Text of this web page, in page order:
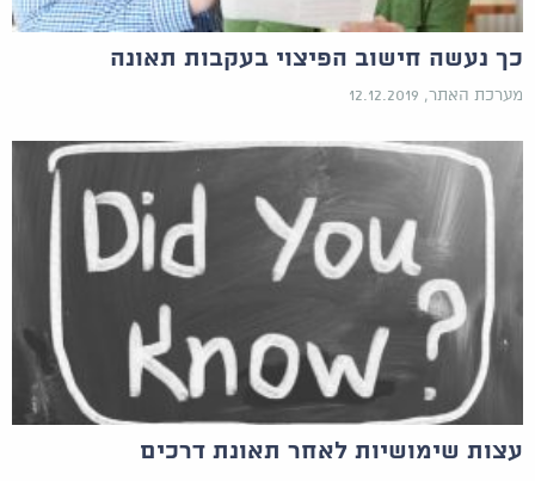
כך נעשה חישוב הפיצוי בעקבות תאונה
מערכת האתר, 12.12.2019
עצות שימושיות לאחר תאונת דרכים